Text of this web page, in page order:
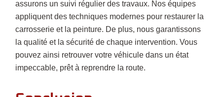
assurons un suivi régulier des travaux. Nos équipes
appliquent des techniques modernes pour restaurer la
carrosserie et la peinture. De plus, nous garantissons
la qualité et la sécurité de chaque intervention. Vous
pouvez ainsi retrouver votre véhicule dans un état
impeccable, prêt à reprendre la route.